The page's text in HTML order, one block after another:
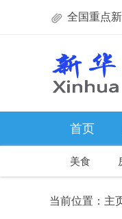
全国重点
首页
美食
当前位置： 主